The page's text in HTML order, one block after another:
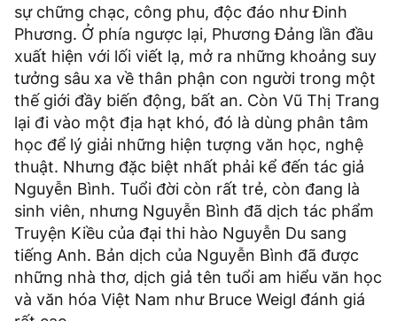
sự chững chạc, công phu, độc đáo như Đinh
Phương. Ở phía ngược lại, Phương Đảng lần đầu
xuất hiện với lối viết lạ, mở ra những khoảng suy
tưởng sâu xa về thân phận con người trong một
thế giới đầy biến động, bất an. Còn Vũ Thị Trang
lại đi vào một địa hạt khó, đó là dùng phân tâm
học để lý giải những hiện tượng văn học, nghệ
thuật. Nhưng đặc biệt nhất phải kể đến tác giả
Nguyễn Bình. Tuổi đời còn rất trẻ, còn đang là
sinh viên, nhưng Nguyễn Bình đã dịch tác phẩm
Truyện Kiều của đại thi hào Nguyễn Du sang
tiếng Anh. Bản dịch của Nguyễn Bình đã được
những nhà thơ, dịch giả tên tuổi am hiểu văn học
và văn hóa Việt Nam như Bruce Weigl đánh giá